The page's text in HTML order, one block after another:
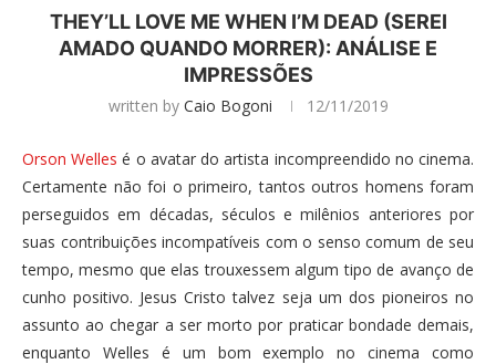
THEY’LL LOVE ME WHEN I’M DEAD (SEREI
AMADO QUANDO MORRER): ANÁLISE E
IMPRESSÕES
written by Caio Bogoni 12/11/2019
Orson Welles é o avatar do artista incompreendido no cinema.
Certamente não foi o primeiro, tantos outros homens foram
perseguidos em décadas, séculos e milênios anteriores por
suas contribuições incompatíveis com o senso comum de seu
tempo, mesmo que elas trouxessem algum tipo de avanço de
cunho positivo. Jesus Cristo talvez seja um dos pioneiros no
assunto ao chegar a ser morto por praticar bondade demais,
enquanto Welles é um bom exemplo no cinema como